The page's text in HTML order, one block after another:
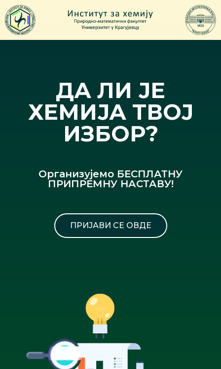
ДА ЛИ ЈЕ
ХЕМИЈА ТВОЈ
ИЗБОР?
Организујемо БЕСПЛАТНУ
ПРИПРЕМНУ НАСТАВУ!
ПРИЈАВИ СЕ ОВДЕ